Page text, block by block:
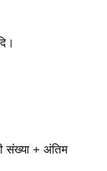
संख्या + अंतिम